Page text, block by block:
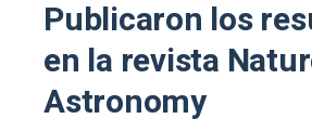
Publicaron los
en la revista
Astronomy